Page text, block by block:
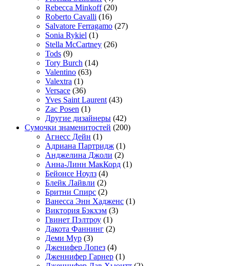
Rebecca Minkoff(20)
Roberto Cavalli (16)
Salvatore Ferragamo (27)
Sonia Rykiel (1)
Stella McCartney (26)
Tods (9)
Tory Burch (14)
Valentino (63)
Valextra (1)
Versace (36)
Yves Saint Laurent (43)
Zac Posen (1)
Другие дизайнеры (42)
Сумочки знаменитостей (200)
Агнесс Дейн (1)
Адриана Партридж (1)
Анджелина Джоли (2)
Анна-Линн МакКорд (1)
Бейонсе Ноулз (4)
Блейк Лайвли (2)
Бритни Спирс (2)
Ванесса Энн Хадженс (1)
Виктория Бэкхэм (3)
Гвинет Пэлтроу (1)
Дакота Фаннинг (2)
Деми Мур (3)
Дженифер Лопез (4)
Дженнифер Гарнер (1)